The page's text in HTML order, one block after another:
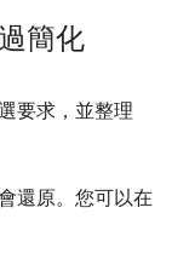
簡化
要求，並整理
還原。您可以在